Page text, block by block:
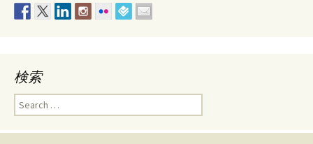
検索
Search
for: